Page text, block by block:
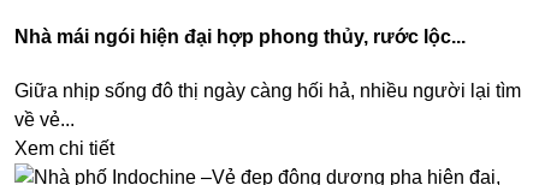
Nhà mái ngói hiện đại hợp phong thủy, rước lộc...
Giữa nhịp sống đô thị ngày càng hối hả, nhiều người lại tìm
về vẻ...
Xem chi tiết